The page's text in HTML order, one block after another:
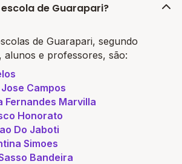
de Guarapari?
de Guarapari, segundo
alunos e professores, são:
Campos
Fernandes Marvilla
Honorato
Do Jaboti
Simoes
Bandeira